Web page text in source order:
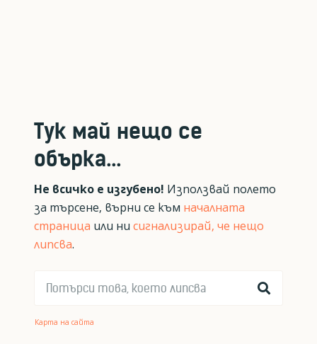
Тук май нещо се
обърка...
Не всичко е изгубено! Използвай полето
за търсене, върни се към началната
страница или ни сигнализирай, че нещо
липсва.
Карта на сайта